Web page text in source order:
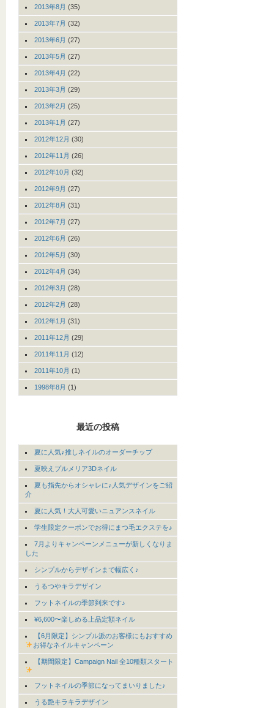
2013年8月 (35)
2013年7月 (32)
2013年6月 (27)
2013年5月 (27)
2013年4月 (22)
2013年3月 (29)
2013年2月 (25)
2013年1月 (27)
2012年12月 (30)
2012年11月 (26)
2012年10月 (32)
2012年9月 (27)
2012年8月 (31)
2012年7月 (27)
2012年6月 (26)
2012年5月 (30)
2012年4月 (34)
2012年3月 (28)
2012年2月 (28)
2012年1月 (31)
2011年12月 (29)
2011年11月 (12)
2011年10月 (1)
1998年8月 (1)
最近の投稿
夏に人気♪推しネイルのオーダーチップ
夏映えプルメリア3Dネイル
夏も指先からオシャレに♪人気デザインをご紹
介
夏に人気！大人可愛いニュアンスネイル
学生限定クーポンでお得にまつ毛エクステを♪
7月よりキャンペーンメニューが新しくなりま
した
シンプルからデザインまで幅広く♪
うるつやキラデザイン
フットネイルの季節到来です♪
¥6,600〜楽しめる上品定額ネイル
【6月限定】シンプル派のお客様にもおすすめ
お得なネイルキャンペーン
【期間限定】Campaign Nail 全10種類スタート
フットネイルの季節になってまいりました♪
うる艶キラキラデザイン